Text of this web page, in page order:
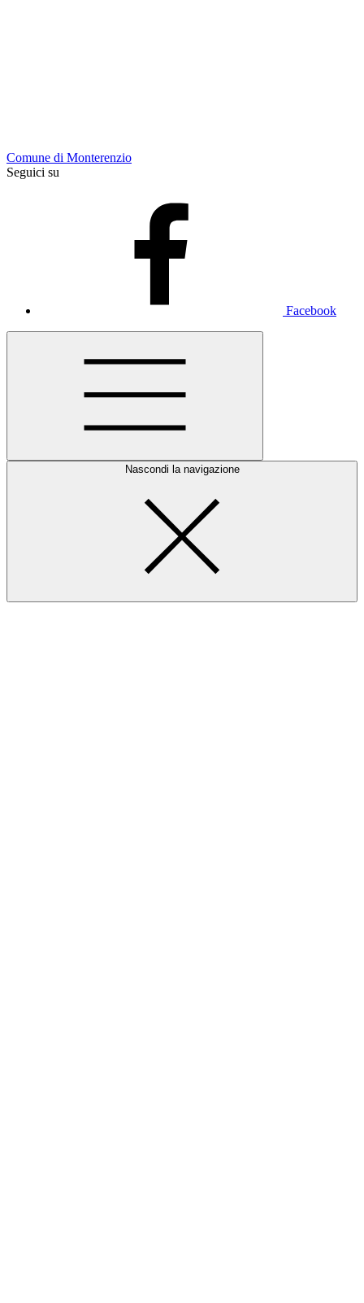
Comune di Monterenzio
Seguici su
Facebook
Nascondi la navigazione